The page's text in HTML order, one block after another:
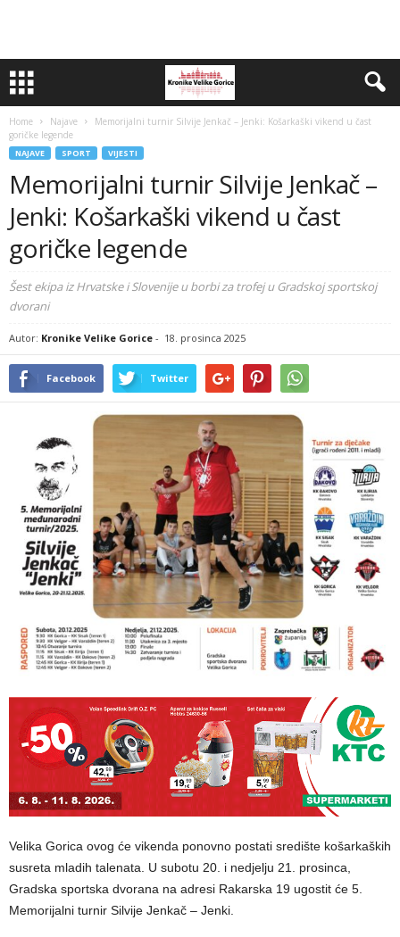
Home Najave
Memorijalni turnir Silvije Jenkač – Jenki: Košarkaški vikend u čast
goričke legende
NAJAVE SPORT VIJESTI
Memorijalni turnir Silvije Jenkač –
Jenki: Košarkaški vikend u čast
goričke legende
Šest ekipa iz Hrvatske i Slovenije u borbi za trofej u Gradskoj sportskoj
dvorani
Autor: Kronike Velike Gorice - 18. prosinca 2025
Facebook Twitter
Velika Gorica ovog će vikenda ponovno postati središte košarkaških
susreta mladih talenata. U subotu 20. i nedjelju 21. prosinca,
Gradska sportska dvorana na adresi Rakarska 19 ugostit će 5.
Memorijalni turnir Silvije Jenkač – Jenki.